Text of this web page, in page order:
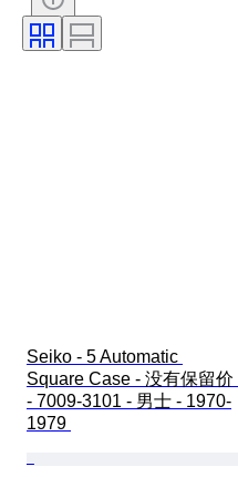
Seiko - 5 Automatic
Square Case - 没有保留价
- 7009-3101 - 男士 - 1970-
1979